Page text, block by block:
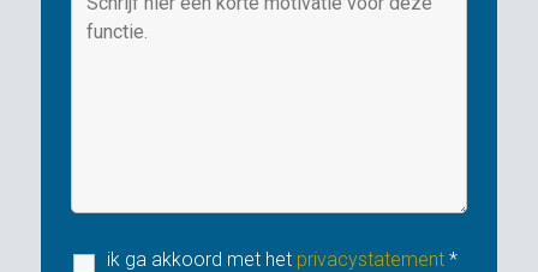
ik ga akkoord met het privacystatement*